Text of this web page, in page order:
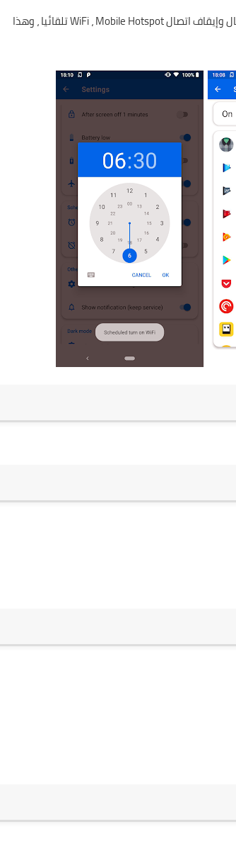
WiFi Automatic Connect - WiFi Hotspot هو التطبيق الذي يساعدك على الاتصال وإيقاف اتصال WiFi ، Mobile Hotspot تلقائيا ، وهذا